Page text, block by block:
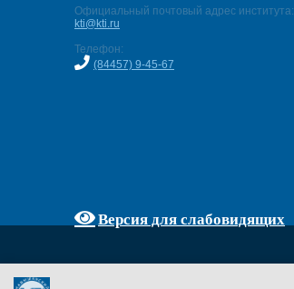
Официальный почтовый адрес института:
kti@kti.ru
Телефон:
(84457) 9-45-67
Версия для слабовидящих